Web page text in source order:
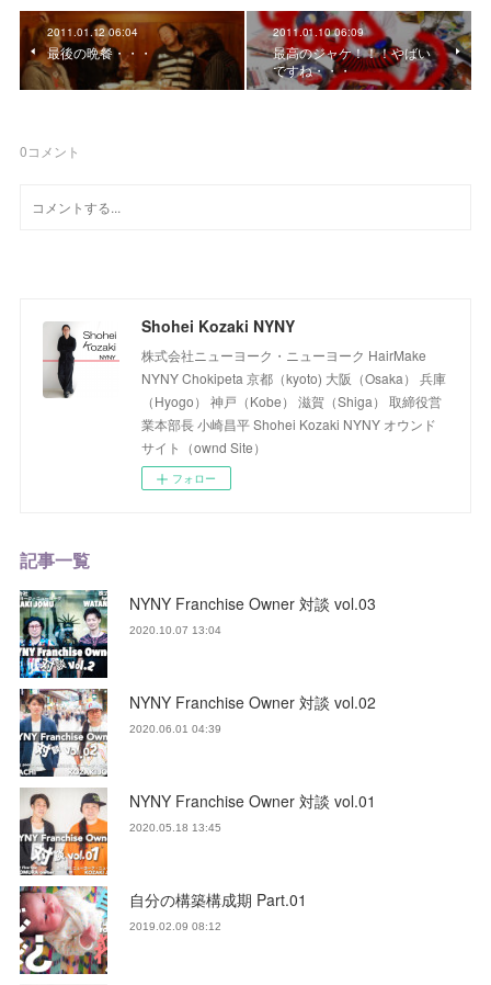
2011.01.12 06:04
最後の晩餐・・・
2011.01.10 06:09
最高のジャケ！！！やばい
ですね・・・
0コメント
Shohei Kozaki NYNY
株式会社ニューヨーク・ニューヨーク HairMake
NYNY Chokipeta 京都（kyoto) 大阪（Osaka） 兵庫
（Hyogo） 神戸（Kobe） 滋賀（Shiga） 取締役営
業本部長 小崎昌平 Shohei Kozaki NYNY オウンド
サイト（ownd Site）
フォロー
記事一覧
NYNY Franchise Owner 対談 vol.03
2020.10.07 13:04
NYNY Franchise Owner 対談 vol.02
2020.06.01 04:39
NYNY Franchise Owner 対談 vol.01
2020.05.18 13:45
自分の構築構成期 Part.01
2019.02.09 08:12